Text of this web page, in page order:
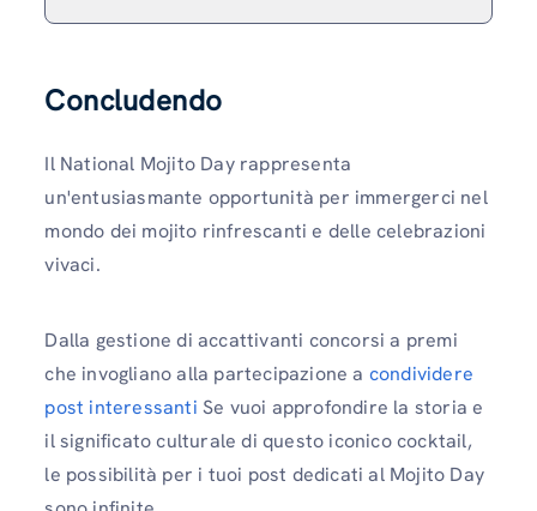
Concludendo
Il National Mojito Day rappresenta
un'entusiasmante opportunità per immergerci nel
mondo dei mojito rinfrescanti e delle celebrazioni
vivaci.
Dalla gestione di accattivanti concorsi a premi
che invogliano alla partecipazione a condividere
post interessanti Se vuoi approfondire la storia e
il significato culturale di questo iconico cocktail,
le possibilità per i tuoi post dedicati al Mojito Day